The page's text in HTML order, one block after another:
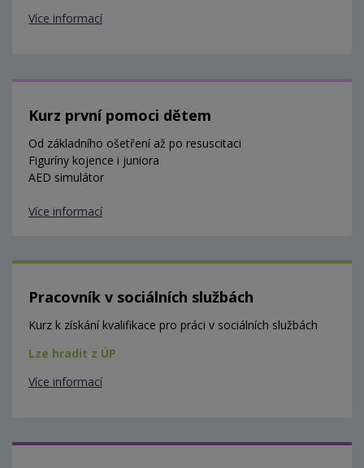
Více informací
Kurz první pomoci dětem
Od základního ošetření až po resuscitaci
Figuríny kojence i juniora
AED simulátor
Více informací
Pracovník v sociálních službách
Kurz k získání kvalifikace pro práci v sociálních službách
Lze hradit z ÚP
Více informací